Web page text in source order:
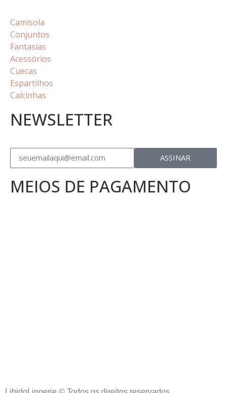
Camisola
Conjuntos
Fantasias
Acessórios
Cuecas
Espartilhos
Calcinhas
NEWSLETTER
ASSINAR
MEIOS DE PAGAMENTO